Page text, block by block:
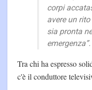
corpi
avere un
sia pronta
emergenza”.
Tra chi ha espresso
c'è il conduttore